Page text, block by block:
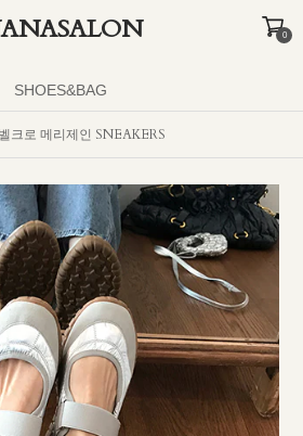
0
SHOES&BAG
크로 메리제인 SNEAKERS